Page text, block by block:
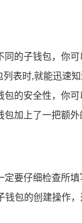
同的子钱包，你
表时,就能迅速知
包的安全性，你
加上了一把额外
要仔细检查所
钱包的创建操作